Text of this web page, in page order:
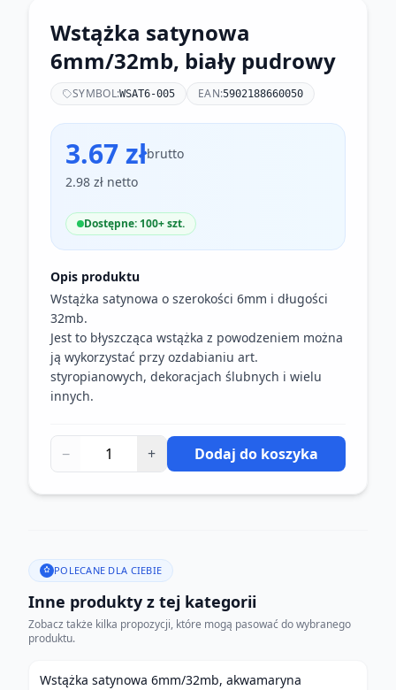
Wstążka satynowa
6mm/32mb, biały pudrowy
SYMBOL:WSAT6-005 EAN:5902188660050
3.67 złbrutto
2.98 zł netto
Dostępne: 100+ szt.
Opis produktu
Wstążka satynowa o szerokości 6mm i długości
32mb.
Jest to błyszcząca wstążka z powodzeniem można
ją wykorzystać przy ozdabianiu art.
styropianowych, dekoracjach ślubnych i wielu
innych.
− + Dodaj do koszyka
POLECANE DLA CIEBIE
Inne produkty z tej kategorii
Zobacz także kilka propozycji, które mogą pasować do wybranego
produktu.
Wstążka satynowa 6mm/32mb, akwamaryna